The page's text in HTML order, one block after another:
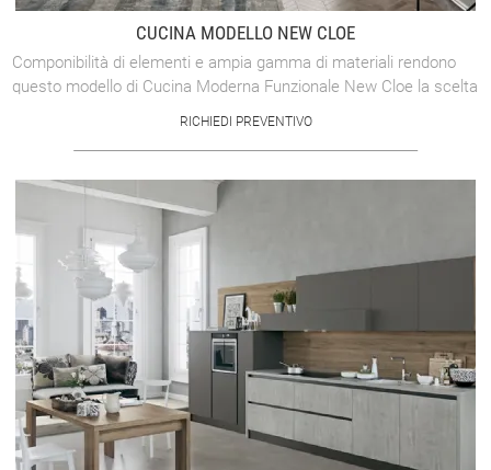
CUCINA MODELLO NEW CLOE
Componibilità di elementi e ampia gamma di materiali rendono
questo modello di Cucina Moderna Funzionale New Cloe la scelta
RICHIEDI PREVENTIVO